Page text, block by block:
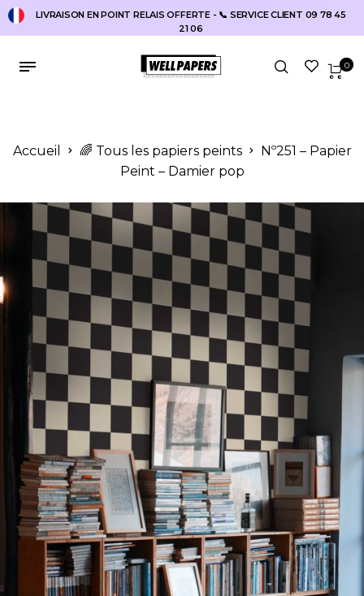
LIVRAISON EN POINT RELAIS OFFERTE - 📞 SERVICE CLIENT 09 78 45
21 06
0
Accueil 🌈 Tous les papiers peints
Nº251 – Papier
Peint – Damier pop